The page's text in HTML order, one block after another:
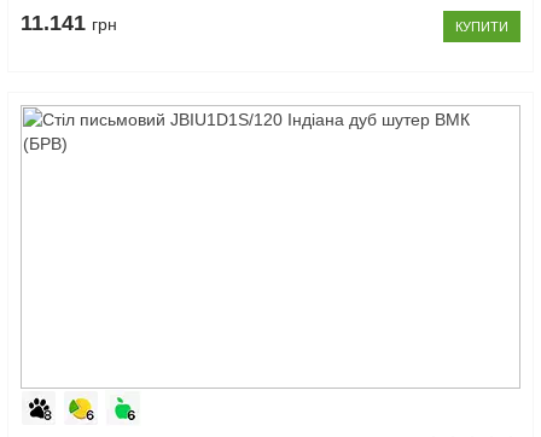
11.141 грн КУПИТИ